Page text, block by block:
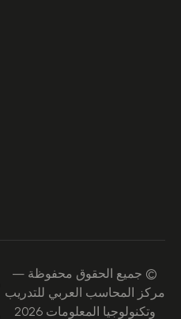
© جميع الحقوق محفوظة —
مركز المحاسب العربي للتدريب
وتكنولوجيا المعلومات 2026